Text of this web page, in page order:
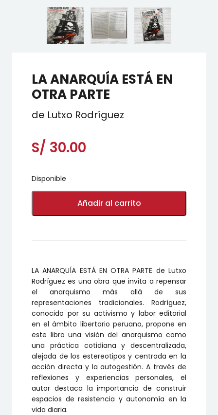
LA ANARQUÍA ESTÁ EN
OTRA PARTE
de Lutxo Rodríguez
S/ 30.00
Disponible
LA
ESTÁ
Añadir al carrito
LA ANARQUÍA ESTÁ EN OTRA PARTE de Lutxo
Rodríguez es una obra que invita a repensar
el anarquismo más allá de sus
representaciones tradicionales.
Rodríguez,
conocido por su activismo y labor editorial
en el ámbito libertario peruano, propone en
este libro una visión del anarquismo como
una práctica cotidiana y descentralizada,
alejada de los estereotipos y centrada en la
acción directa y la autogestión. A través de
reflexiones y experiencias personales, el
autor destaca la importancia de construir
espacios de resistencia y autonomía en la
vida diaria.